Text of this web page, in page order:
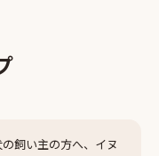
飼い主の方へ、イヌ